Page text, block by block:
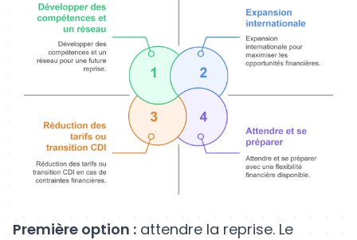
Première option : attendre la reprise. Le